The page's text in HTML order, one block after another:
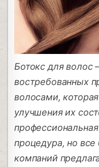
Ботокс для волос
востребованных
волосами,
улучшения их
процедура, но
компаний